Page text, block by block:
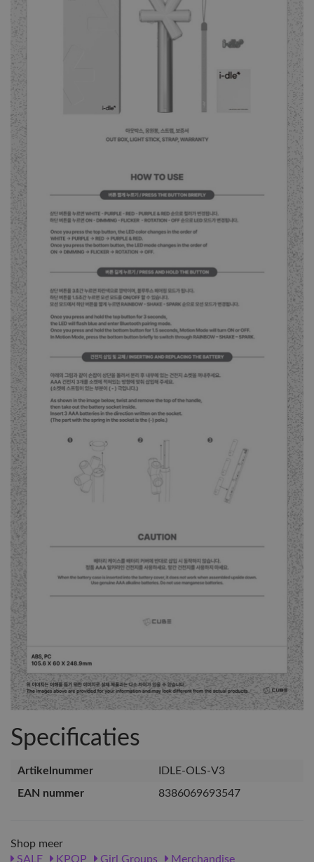
Specificaties
Artikelnummer
IDLE-OLS-V3
EAN nummer
8386069693547
Shop meer
SALE
KPOP Girl Groups
Merchandise